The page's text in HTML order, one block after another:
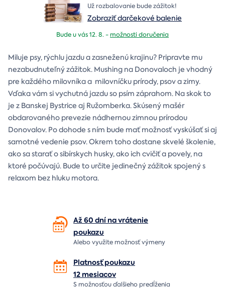
Už rozbalovanie bude zážitok!
Zobraziť darčekové balenie
Bude u vás 12. 8. -možnosti doručenia
Miluje psy, rýchlu jazdu a zasneženú krajinu? Pripravte mu
nezabudnuteľný zážitok. Mushing na Donovaloch je vhodný
pre každého milovníka a milovníčku prírody, psov a zimy.
Vďaka vám si vychutná jazdu so psím záprahom. Na skok to
je z Banskej Bystrice aj Ružomberka. Skúsený mašér
obdarovaného prevezie nádhernou zimnou prírodou
Donovalov. Po dohode s ním bude mať možnosť vyskúšať si aj
samotné vedenie psov. Okrem toho dostane skvelé školenie,
ako sa starať o sibírskych husky, ako ich cvičiť a povely, na
ktoré počúvajú. Bude to určite jedinečný zážitok spojený s
relaxom bez hluku motora.
Až 60 dní na vrátenie
poukazu
Alebo využite možnosť výmeny
Platnosť poukazu
12 mesiacov
S možnosťou ďalšieho predĺženia